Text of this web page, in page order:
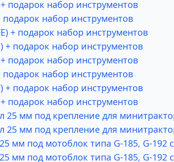
подарок набор инструментов
подарок набор инструментов
+ подарок набор инструментов
+ подарок набор инструментов
подарок набор инструментов
подарок набор инструментов
+ подарок набор инструментов
подарок набор инструментов
25 мм под крепление для
25 мм под крепление для
мм под мотоблок типа G-185, G-192
мм под мотоблок типа G-185, G-192